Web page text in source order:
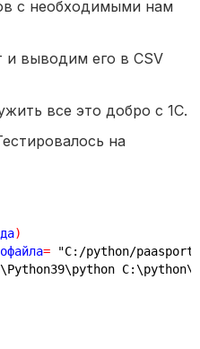
с необходимыми нам
и выводим его в CSV
все это добро с 1С.
на
)
=
"C:/python/